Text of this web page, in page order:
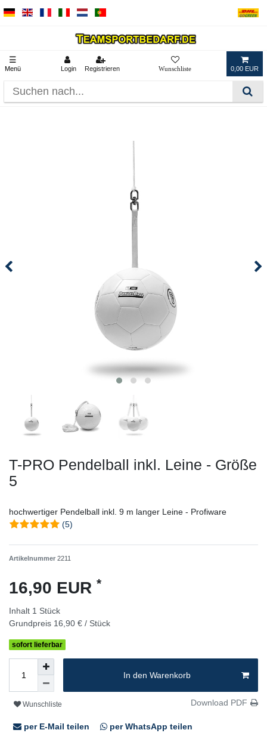
☰
Menü Login Registrieren 0,00 EUR
T-PRO Pendelball inkl. Leine - Größe
5
hochwertiger Pendelball inkl. 9 m langer Leine - Profiware
(5)
Artikelnummer 2211
16,90 EUR *
Inhalt 1 Stück
Grundpreis 16,90 € / Stück
sofort lieferbar
In den Warenkorb
Wunschliste Download PDF
per E-Mail teilen per WhatsApp teilen